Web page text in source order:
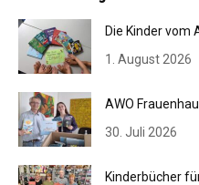
Die Kinder vom
1. August 2026
AWO
30. Juli 2026
Kinderbücher